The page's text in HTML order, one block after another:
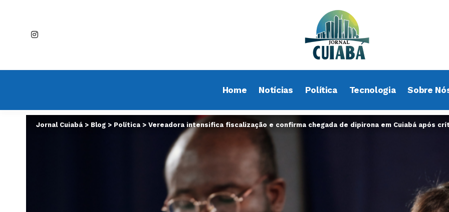
Home Notícias Política Tecnologia Sobre
Jornal Cuiabá > Blog > Política > Vereadora intensifica fiscalização e confirma chegada de dipirona em Cuiabá após